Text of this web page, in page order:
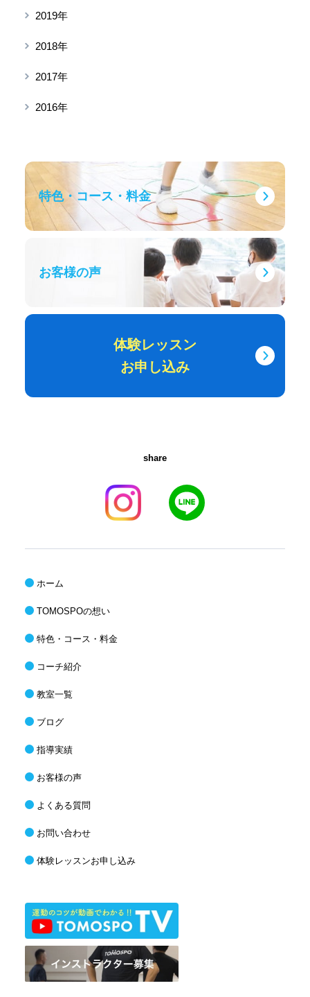
2019年
2018年
2017年
2016年
特色・コース・料金
お客様の声
体験レッスン
お申し込み
share
ホーム
TOMOSPOの想い
特色・コース・料金
コーチ紹介
教室一覧
ブログ
指導実績
お客様の声
よくある質問
お問い合わせ
体験レッスンお申し込み